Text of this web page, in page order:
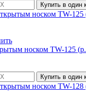
Купить в один
носком TW-125
Купить в один